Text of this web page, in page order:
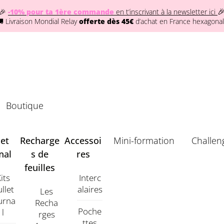
🎉 -10% pour ta 1ère commande en t’inscrivant à la newsletter ici
Livraison Mondial Relayofferte dès 45€d’achat en France
Boutique
L
Recharge
s de
feuilles
Les
Recha
Rges
Accessoi
res
Interc
Alaires
Poche
Mini-formation